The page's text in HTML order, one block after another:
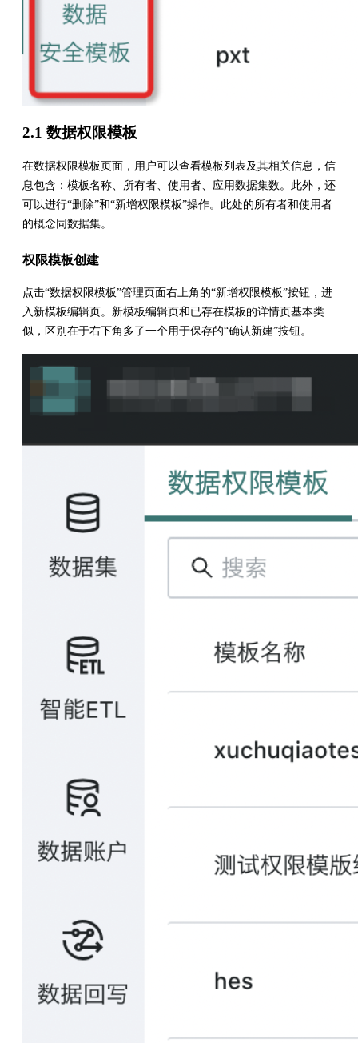
2.1 数据权限模板
在数据权限模板页面，用户可以查看模板列表及其相关信息，信
息包含：模板名称、所有者、使用者、应用数据集数。此外，还
可以进行“删除”和“新增权限模板”操作。此处的所有者和使用者
的概念同数据集。
权限模板创建
点击“数据权限模板”管理页面右上角的“新增权限模板”按钮，进
入新模板编辑页。新模板编辑页和已存在模板的详情页基本类
似，区别在于右下角多了一个用于保存的“确认新建”按钮。